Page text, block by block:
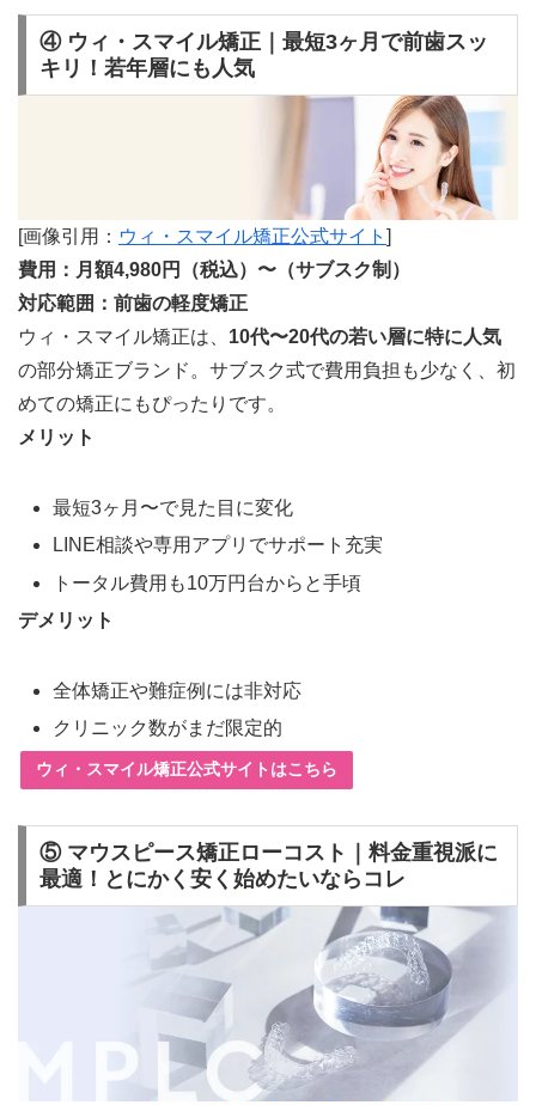
④ ウィ・スマイル矯正｜最短3ヶ月で前歯スッ
キリ！若年層にも人気
[画像引用： ウィ・スマイル矯正公式サイト ]
費用：月額4,980円（税込）〜（サブスク制）
対応範囲：前歯の軽度矯正
ウィ・スマイル矯正は、 10代〜20代の若い層に特に人気
の部分矯正ブランド。サブスク式で費用負担も少なく、初
めての矯正にもぴったりです。
メリット
最短3ヶ月〜で見た目に変化
LINE相談や専用アプリでサポート充実
トータル費用も10万円台からと手頃
デメリット
全体矯正や難症例には非対応
クリニック数がまだ限定的
ウィ・スマイル矯正公式サイトはこちら
⑤ マウスピース矯正ローコスト｜料金重視派に
最適！とにかく安く始めたいならコレ